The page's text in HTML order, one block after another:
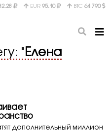
EUR 95.10 BTC 64 790
" Елена
дополнительный миллион